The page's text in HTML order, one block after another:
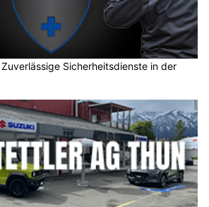
Sicherheitsdienste in der